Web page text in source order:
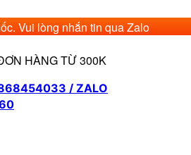
Vui lòng nhắn tin qua Zalo
HÀNG TỪ 300K
/ ZALO